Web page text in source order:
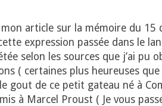
article sur la mémoire du 15
expression passée dans le
selon les sources que j’ai pu
( certaines plus heureuses que
gout de ce petit gateau né à
à Marcel Proust ( Je vous